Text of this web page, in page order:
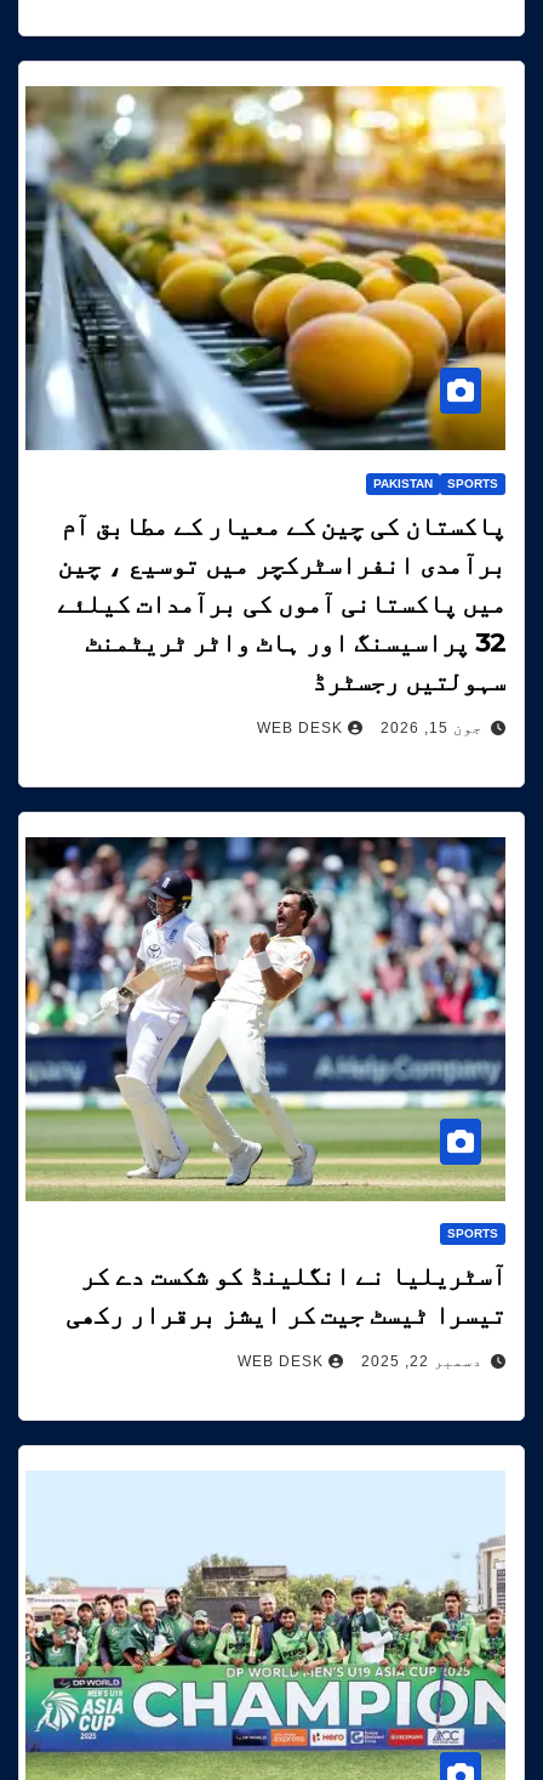
SPORTS
PAKISTAN
پاکستان کی چین کے معیار کے مطابق آم
برآمدی انفراسٹرکچر میں توسیع ، چین
میں پاکستانی آموں کی برآمدات کیلئے
32 پراسیسنگ اور ہاٹ واٹر ٹریٹمنٹ
سہولتیں رجسٹرڈ
جون 15, 2026 WEB DESK
SPORTS
آسٹریلیا نے انگلینڈ کو شکست دے کر
تیسرا ٹیسٹ جیت کر ایشز برقرار رکھی
دسمبر 22, 2025 WEB DESK